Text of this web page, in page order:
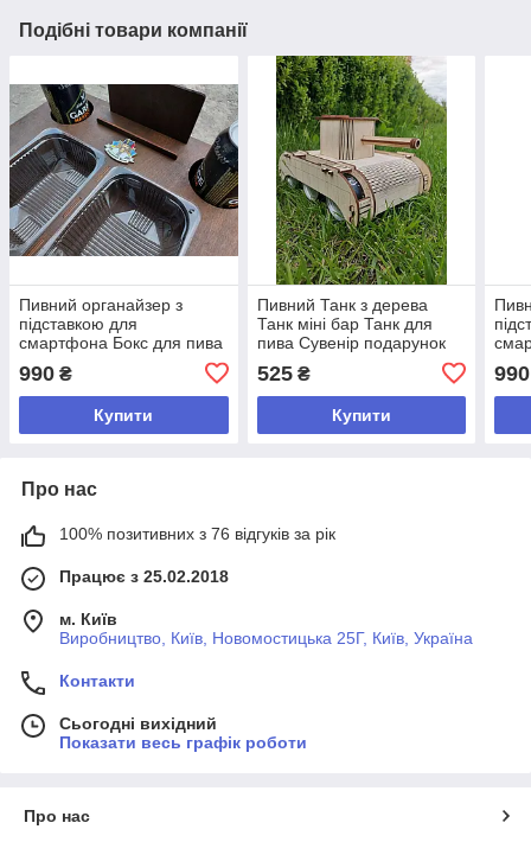
Подібні товари компанії
Пивний органайзер з
підставкою для
смартфона Бокс для пива
990 ₴
Купити
Пивний Танк з дерева
Танк міні бар Танк для
пива Сувенір подарунок
чоловікові Дерев'яний танк
з гравіюванням
525₴
Купити
990
Про нас
100% позитивних з 76 відгуків за рік
Працює з 25.02.2018
м. Київ
Виробництво, Київ, Новомостицька 25Г, Київ, Україна
Контакти
Сьогодні вихідний
Показати весь графік роботи
Про нас